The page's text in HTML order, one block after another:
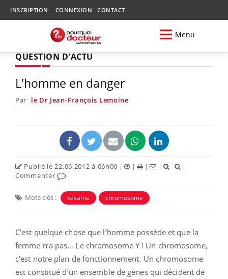
INSCRIPTION CONNEXION CONTACT
Menu
QUESTION D'ACTU
L'homme en danger
Par le Dr Jean-François Lemoine
Publié le 22.06.2012 à 06h00 | | | |
|
Commenter
Mots clés : sésame chromosome
C'est quelque chose que l’homme possède et que la
femme n’a pas… Le chromosome Y ! Un chromosome,
c’est notre plan de fonctionnement. Un chromosome
est constitué d’un ensemble de gènes qui décident de